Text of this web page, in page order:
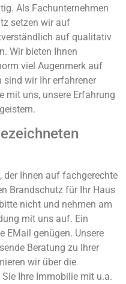
Als Fachunternehmen
setzen wir auf
auf qualitativ
Wir bieten Ihnen
viel Augenmerk auf
sind wir Ihr erfahrener
mit uns, unsere Erfahrung
der Ihnen auf fachgerechte
Brandschutz für Ihr Haus
nicht und nehmen am
mit uns auf. Ein
EMail genügen. Unsere
Beratung zu Ihrer
wir über die
Ihre Immobilie mit u.a.